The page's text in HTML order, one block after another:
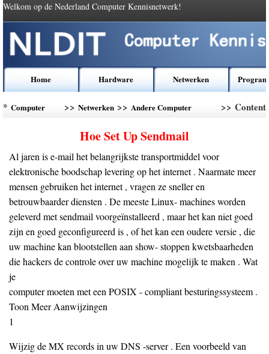
Welkom op de Nederland Computer Kennisnetwerk!
Home Hardware Netwerken
* Computer
>>Netwerken >>Andere Computer
>> Content
Hoe Set Up Sendmail
Al jaren is e-mail het belangrijkste transportmiddel voor
elektronische boodschap levering op het internet . Naarmate meer
mensen gebruiken het internet , vragen ze sneller en
betrouwbaarder diensten . De meeste Linux- machines worden
geleverd met sendmail voorgeïnstalleerd , maar het kan niet goed
zijn en goed geconfigureerd is , of het kan een oudere versie , die
uw machine kan blootstellen aan show- stoppen kwetsbaarheden
die hackers de controle over uw machine mogelijk te maken . Wat
je
computer moeten met een POSIX - compliant besturingssysteem .
Toon Meer Aanwijzingen
1
Wijzig de MX records in uw DNS -server . Een voorbeeld van